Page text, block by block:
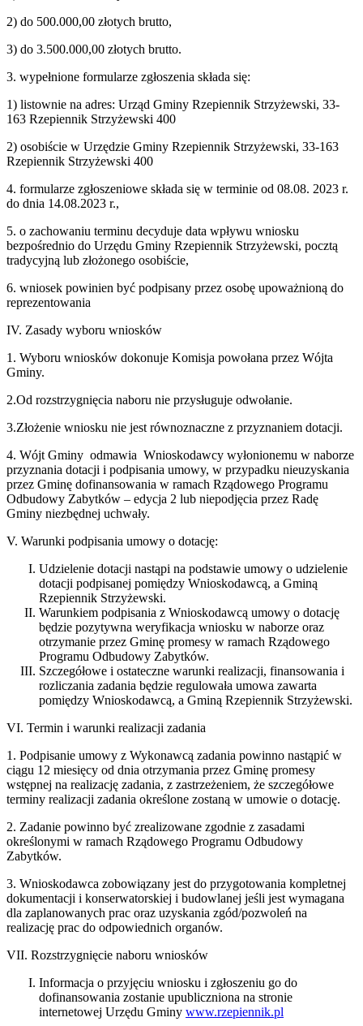
2) do 500.000,00 złotych brutto,
3) do 3.500.000,00 złotych brutto.
3. wypełnione formularze zgłoszenia składa się:
1) listownie na adres: Urząd Gminy Rzepiennik Strzyżewski, 33-
163 Rzepiennik Strzyżewski 400
2) osobiście w Urzędzie Gminy Rzepiennik Strzyżewski, 33-163
Rzepiennik Strzyżewski 400
4. formularze zgłoszeniowe składa się w terminie od 08.08. 2023 r.
do dnia 14.08.2023 r.,
5. o zachowaniu terminu decyduje data wpływu wniosku
bezpośrednio do Urzędu Gminy Rzepiennik Strzyżewski, pocztą
tradycyjną lub złożonego osobiście,
6. wniosek powinien być podpisany przez osobę upoważnioną do
reprezentowania
IV. Zasady wyboru wniosków
1. Wyboru wniosków dokonuje Komisja powołana przez Wójta
Gminy.
2.Od rozstrzygnięcia naboru nie przysługuje odwołanie.
3.Złożenie wniosku nie jest równoznaczne z przyznaniem dotacji.
4. Wójt Gminy odmawia Wnioskodawcy wyłonionemu w naborze
przyznania dotacji i podpisania umowy, w przypadku nieuzyskania
przez Gminę dofinansowania w ramach Rządowego Programu
Odbudowy Zabytków – edycja 2 lub niepodjęcia przez Radę
Gminy niezbędnej uchwały.
V. Warunki podpisania umowy o dotację:
Udzielenie dotacji nastąpi na podstawie umowy o udzielenie
dotacji podpisanej pomiędzy Wnioskodawcą, a Gminą
Rzepiennik Strzyżewski.
Warunkiem podpisania z Wnioskodawcą umowy o dotację
będzie pozytywna weryfikacja wniosku w naborze oraz
otrzymanie przez Gminę promesy w ramach Rządowego
Programu Odbudowy Zabytków.
Szczegółowe i ostateczne warunki realizacji, finansowania i
rozliczania zadania będzie regulowała umowa zawarta
pomiędzy Wnioskodawcą, a Gminą Rzepiennik Strzyżewski.
VI. Termin i warunki realizacji zadania
1. Podpisanie umowy z Wykonawcą zadania powinno nastąpić w
ciągu 12 miesięcy od dnia otrzymania przez Gminę promesy
wstępnej na realizację zadania, z zastrzeżeniem, że szczegółowe
terminy realizacji zadania określone zostaną w umowie o dotację.
2. Zadanie powinno być zrealizowane zgodnie z zasadami
określonymi w ramach Rządowego Programu Odbudowy
Zabytków.
3. Wnioskodawca zobowiązany jest do przygotowania kompletnej
dokumentacji i konserwatorskiej i budowlanej jeśli jest wymagana
dla zaplanowanych prac oraz uzyskania zgód/pozwoleń na
realizację prac do odpowiednich organów.
VII. Rozstrzygnięcie naboru wniosków
Informacja o przyjęciu wniosku i zgłoszeniu go do
dofinansowania zostanie upubliczniona na stronie
internetowej Urzędu Gminy www.rzepiennik.pl